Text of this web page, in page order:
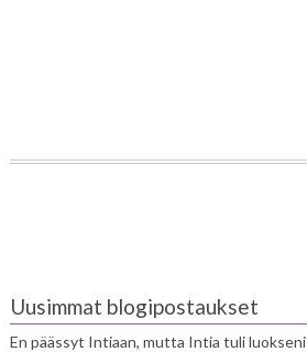
Uusimmat blogipostaukset
En päässyt Intiaan, mutta Intia tuli luokseni